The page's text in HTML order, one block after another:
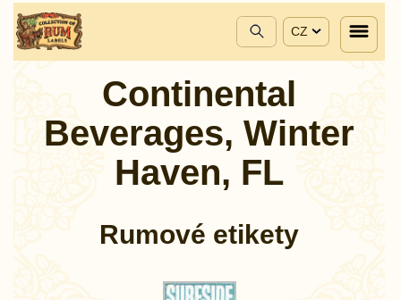
CZ
Continental
Beverages, Winter
Haven, FL
Rumové etikety